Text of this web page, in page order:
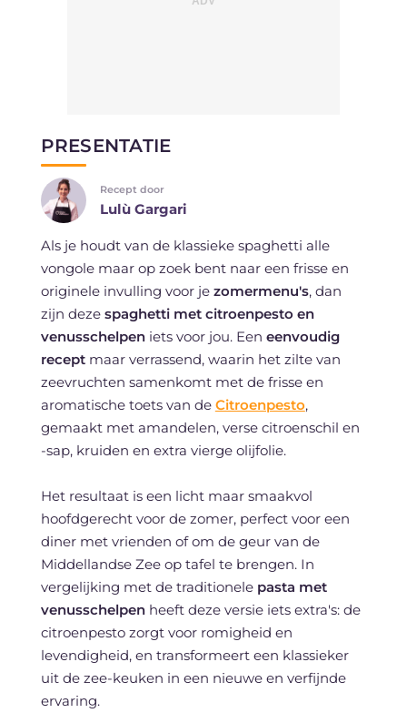
PRESENTATIE
Recept door
Lulù Gargari
Als je houdt van de klassieke spaghetti alle
vongole maar op zoek bent naar een frisse en
originele invulling voor je zomermenu's, dan
zijn deze spaghetti met citroenpesto en
venusschelpeniets voor jou. Een eenvoudig
receptmaar verrassend, waarin het zilte van
zeevruchten samenkomt met de frisse en
aromatische toets van de Citroenpesto,
gemaakt met amandelen, verse citroenschil en
-sap, kruiden en extra vierge olijfolie.
Het resultaat is een licht maar smaakvol
hoofdgerecht voor de zomer, perfect voor een
diner met vrienden of om de geur van de
Middellandse Zee op tafel te brengen. In
vergelijking met de traditionele pasta met
venusschelpenheeft deze versie iets extra's: de
citroenpesto zorgt voor romigheid en
levendigheid, en transformeert een klassieker
uit de zee-keuken in een nieuwe en verfijnde
ervaring.